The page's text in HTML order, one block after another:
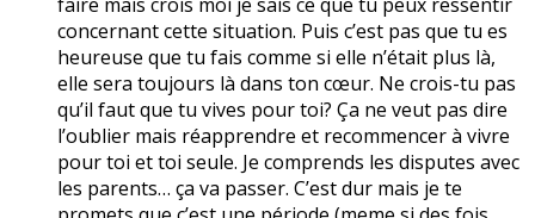
concernant cette situation. Puis c’est pas que tu es
heureuse que tu fais comme si elle n’était plus là,
elle sera toujours là dans ton cœur. Ne crois-tu pas
qu’il faut que tu vives pour toi? Ça ne veut pas dire
l’oublier mais réapprendre et recommencer à vivre
pour toi et toi seule. Je comprends les disputes avec
les parents… ça va passer. C’est dur mais je te